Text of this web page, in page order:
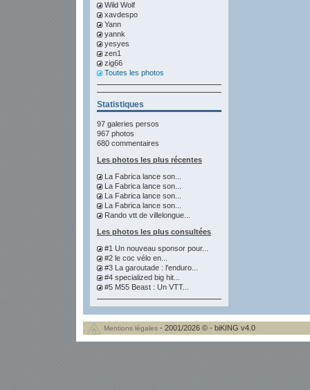
Wild Wolf
xavdespo
Yann
yannk
yesyes
zen1
zig66
Toutes les photos
Statistiques
97 galeries persos
967 photos
680 commentaires
Les photos les plus récentes
La Fabrica lance son...
La Fabrica lance son...
La Fabrica lance son...
La Fabrica lance son...
Rando vtt de villelongue...
Les photos les plus consultées
#1 Un nouveau sponsor pour...
#2 le coc vélo en...
#3 La garoutade : l'enduro...
#4 specialized big hit...
#5 M55 Beast : Un VTT...
Mentions légales - 2001/2026 © - biKING v4.0